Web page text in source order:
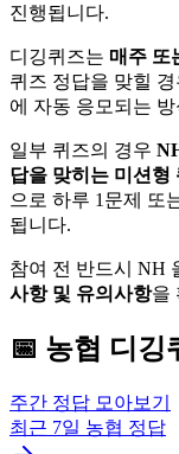
진행됩니다.
디깅퀴즈는 매주 또
퀴즈 정답을 맞힐
에 자동 응모되는
일부 퀴즈의 경우
답을 맞히는 미션형
으로 하루 1문제 또
됩니다.
참여 전 반드시 NH
사항 및 유의사항을
📅 농협 디깅
주간 정답 모아보기
최근 7일 농협 정답